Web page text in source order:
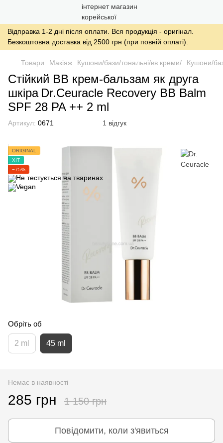
Відправка 1-2 дні після оплати. Вся продукція - оригінал.
Безкоштовна доставка від 2500 грн (при повній оплаті).
Товари Макіяж Кушони/бази/тональні/вв креми/ Кушони/
Стійкий ВВ крем-бальзам як друга
шкіра Dr.Ceuracle Recovery BB Balm
SPF 28 PA ++ 2 ml
Артикул: 0671 1 відгук
ORIGINAL
ХІТ
−75%
Обріть об
2 ml 45 ml
Немає в наявності
285 грн 1 150 грн
Повідомити, коли з'явиться